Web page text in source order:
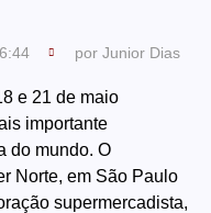
por Junior Dias
e 21 de maio
importante
do mundo. O
Norte, em São Paulo
supermercadista,